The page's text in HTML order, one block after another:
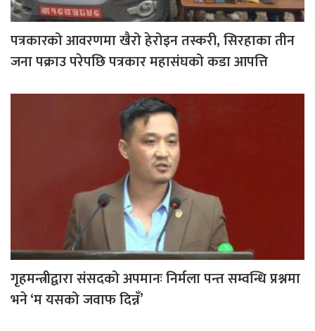
पत्रकारको आवरणमा खैरो हेरोइन तस्करी, सिरहाका तीन
जना पक्राउ परेपछि पत्रकार महासंघको कडा आपत्ति
गृहमन्त्रीद्वारा संसदको अपमानः निर्मला पन्त सम्वन्धि प्रश्नमा
भने ‘म यसको जवाफ दिन्नँ’